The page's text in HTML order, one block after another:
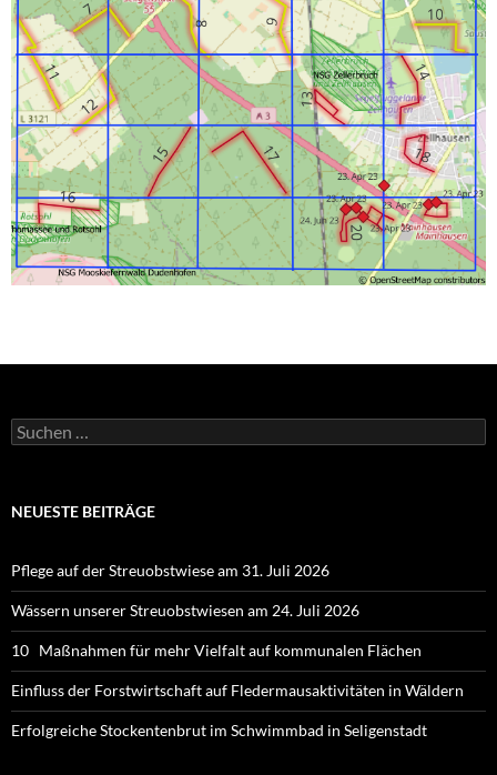
Suchen
nach:
NEUESTE BEITRÄGE
Pflege auf der Streuobstwiese am 31. Juli 2026
Wässern unserer Streuobstwiesen am 24. Juli 2026
10 Maßnahmen für mehr Vielfalt auf kommunalen Flächen
Einfluss der Forstwirtschaft auf Fledermausaktivitäten in Wäldern
Erfolgreiche Stockentenbrut im Schwimmbad in Seligenstadt